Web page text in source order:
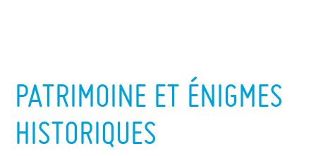
PATRIMOINE ET ÉNIGMES
HISTORIQUES